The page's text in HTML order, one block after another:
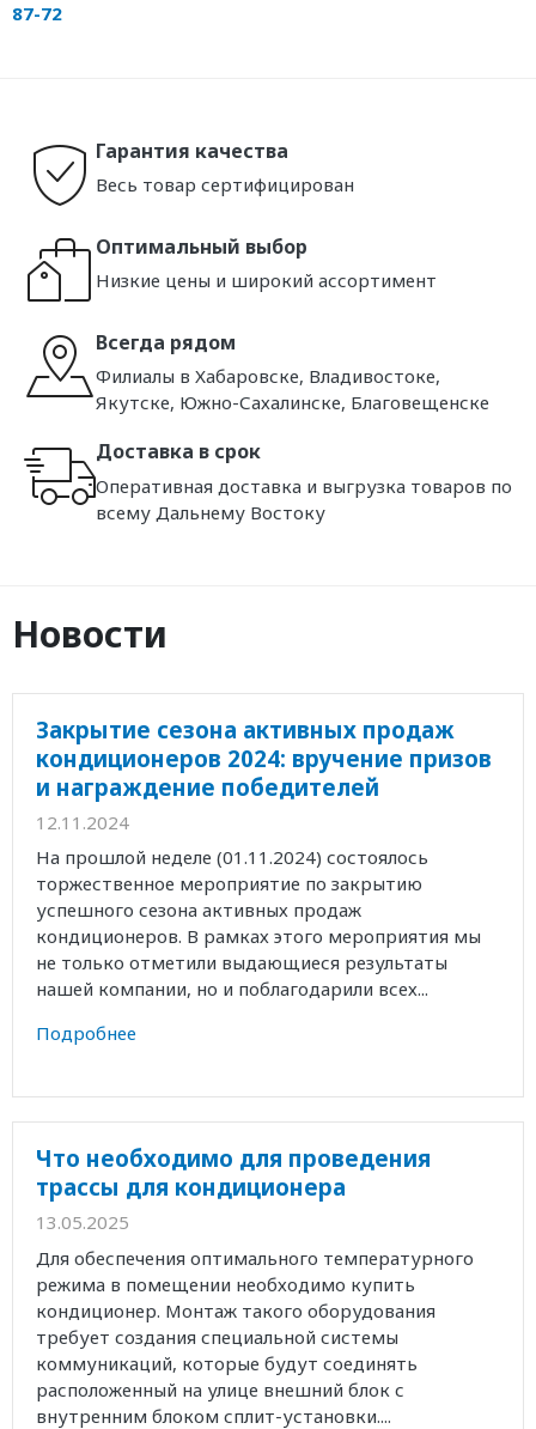
87-72
Гарантия качества
Весь товар сертифицирован
Оптимальный выбор
Низкие цены и широкий ассортимент
Всегда рядом
Филиалы в Хабаровске, Владивостоке,
Якутске, Южно-Сахалинске, Благовещенске
Доставка в срок
Оперативная доставка и выгрузка товаров по
всему Дальнему Востоку
Новости
Закрытие сезона активных продаж
кондиционеров 2024: вручение призов
и награждение победителей
12.11.2024
На прошлой неделе (01.11.2024) состоялось
торжественное мероприятие по закрытию
успешного сезона активных продаж
кондиционеров. В рамках этого мероприятия мы
не только отметили выдающиеся результаты
нашей компании, но и поблагодарили всех...
Подробнее
Что необходимо для проведения
трассы для кондиционера
13.05.2025
Для обеспечения оптимального температурного
режима в помещении необходимо купить
кондиционер. Монтаж такого оборудования
требует создания специальной системы
коммуникаций, которые будут соединять
расположенный на улице внешний блок с
внутренним блоком сплит-установки....